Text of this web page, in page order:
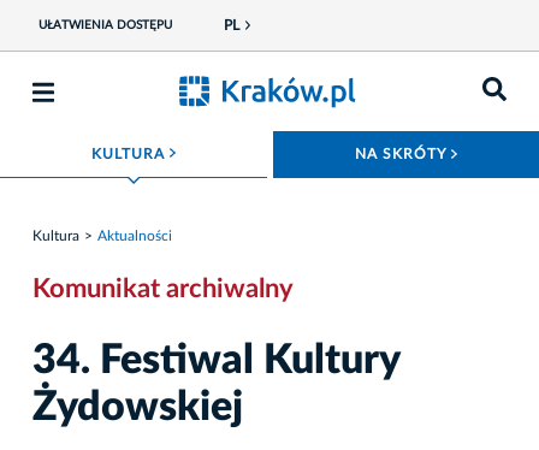
UŁATWIENIA DOSTĘPU PL
KULTURA ROZWIŃ MENU NA SKRÓTY
Kultura Aktualności
Komunikat archiwalny
34. Festiwal Kultury
Żydowskiej